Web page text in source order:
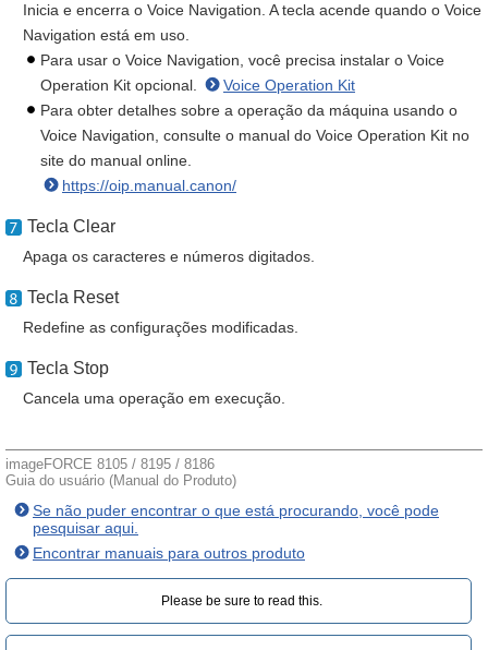
Inicia e encerra o Voice Navigation. A tecla acende quando o Voice
Navigation está em uso.
Para usar o Voice Navigation, você precisa instalar o Voice
Operation Kit opcional.
Voice Operation Kit
Para obter detalhes sobre a operação da máquina usando o
Voice Navigation, consulte o manual do Voice Operation Kit no
site do manual online.
https://oip.manual.canon/
Tecla Clear
Apaga os caracteres e números digitados.
Tecla Reset
Redefine as configurações modificadas.
Tecla Stop
Cancela uma operação em execução.
imageFORCE 8105 / 8195 / 8186
Guia do usuário (Manual do Produto)
Se não puder encontrar o que está procurando, você pode
pesquisar aqui.
Encontrar manuais para outros produto
Please be sure to read this.‎